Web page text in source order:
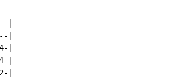
|
|
|
|
|